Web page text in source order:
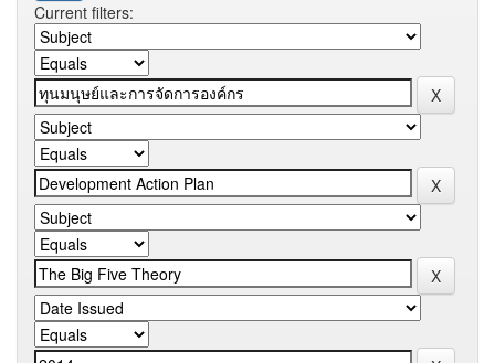
Current filters: